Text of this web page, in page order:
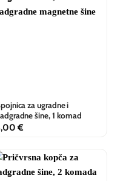
za ugradne i
šine, 1 komad
€